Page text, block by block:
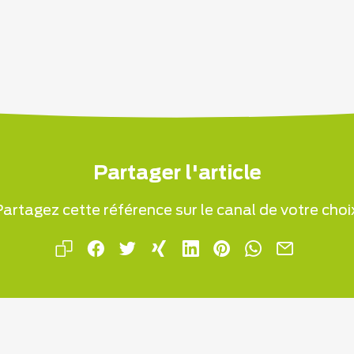
Partager l'article
cette référence sur le canal de votre